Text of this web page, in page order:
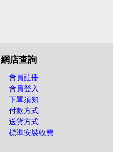
網店查詢
會員註冊
會員登入
下單須知
付款方式
送貨方式
標準安裝收費